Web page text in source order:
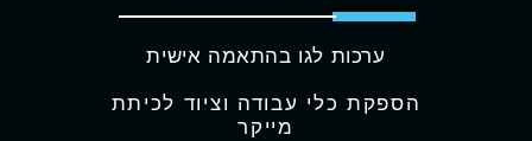
ערכות לגו בהתאמה אישית
הספקת כלי עבודה וציוד לכיתת
מייקר